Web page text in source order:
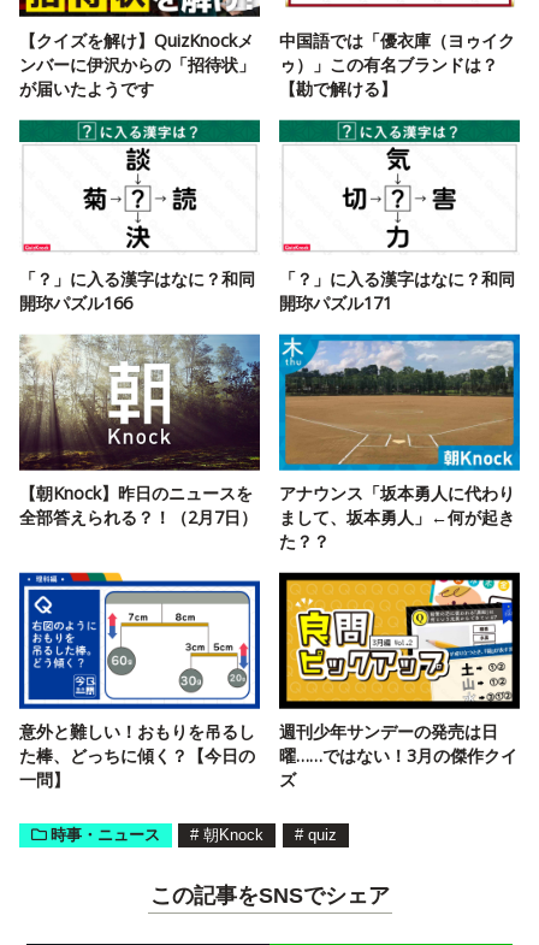
【クイズを解け】QuizKnockメ
ンバーに伊沢からの「招待状」
が届いたようです
中国語では「優衣庫（ヨゥイク
ゥ）」この有名ブランドは？
【勘で解ける】
「？」に入る漢字はなに？和同
開珎パズル166
「？」に入る漢字はなに？和同
開珎パズル171
【朝Knock】昨日のニュースを
全部答えられる？！（2月7日）
アナウンス「坂本勇人に代わり
まして、坂本勇人」←何が起き
た？？
意外と難しい！おもりを吊るし
た棒、どっちに傾く？【今日の
一問】
週刊少年サンデーの発売は日
曜……ではない！3月の傑作クイ
ズ
時事・ニュース # 朝Knock # quiz
この記事をSNSでシェア